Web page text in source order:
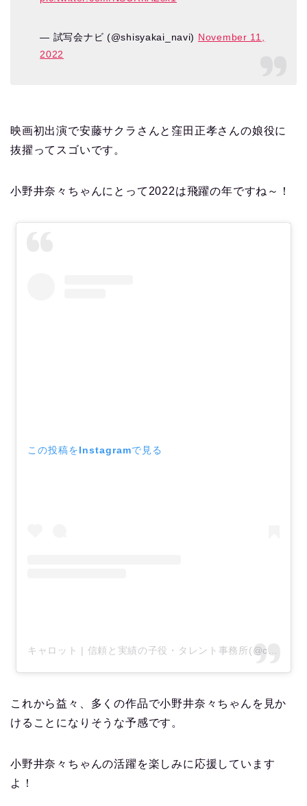
— 試写会ナビ (@shisyakai_navi) November 11,
2022
映画初出演で安藤サクラさんと窪田正孝さんの娘役に
抜擢ってスゴいです。
小野井奈々ちゃんにとって2022は飛躍の年ですね～！
この投稿をInstagramで見る
これから益々、多くの作品で小野井奈々ちゃんを見か
けることになりそうな予感です。
小野井奈々ちゃんの活躍を楽しみに応援しています
よ！